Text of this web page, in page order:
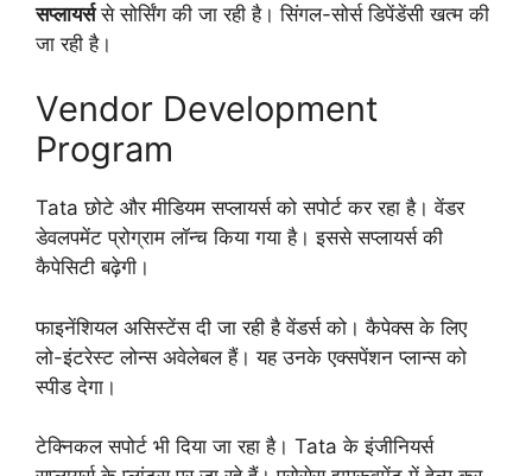
सप्लायर्ससे सोर्सिंग की जा रही है। सिंगल-सोर्स डिपेंडेंसी खत्म की
जा रही है।
Vendor Development
Program
Tata छोटे और मीडियम सप्लायर्स को सपोर्ट कर रहा है। वेंडर
डेवलपमेंट प्रोग्राम लॉन्च किया गया है। इससे सप्लायर्स की
कैपेसिटी बढ़ेगी।
फाइनेंशियल असिस्टेंस दी जा रही है वेंडर्स को। कैपेक्स के लिए
लो-इंटरेस्ट लोन्स अवेलेबल हैं। यह उनके एक्सपेंशन प्लान्स को
स्पीड देगा।
टेक्निकल सपोर्ट भी दिया जा रहा है। Tata के इंजीनियर्स